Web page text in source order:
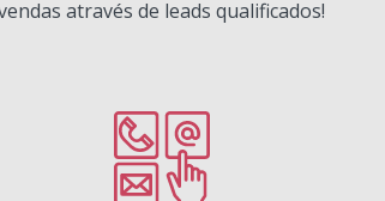
através de leads qualificados!